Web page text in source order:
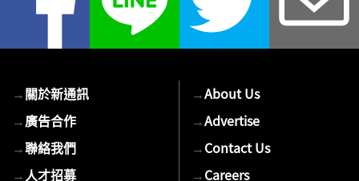
→關於新通訊
→廣告合作
→聯絡我們
→人才招募
→About Us
→Advertise
→Contact Us
→Careers